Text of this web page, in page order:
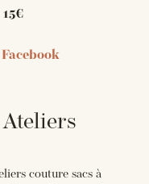
couture sacs à